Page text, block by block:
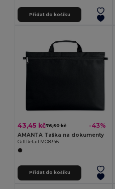
Přidat do košíku
43,45 kč76,50 kč -43%
AMANTA Taška na dokumenty
GiftRetail MO8346
Přidat do košíku